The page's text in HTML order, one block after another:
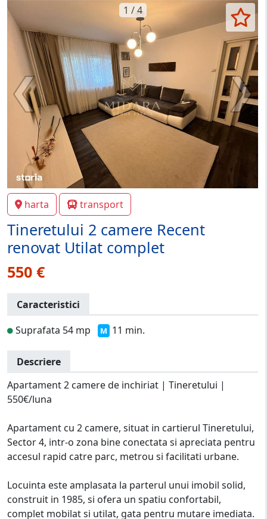
1 / 4
harta transport
Tineretului 2 camere Recent
renovat Utilat complet
550 €
Caracteristici
Suprafata 54 mp
M 11 min.
Descriere
Apartament 2 camere de inchiriat | Tineretului |
550€/luna
Apartament cu 2 camere, situat in cartierul Tineretului,
Sector 4, intr-o zona bine conectata si apreciata pentru
accesul rapid catre parc, metrou si facilitati urbane.
Locuinta este amplasata la parterul unui imobil solid,
construit in 1985, si ofera un spatiu confortabil,
complet mobilat si utilat, gata pentru mutare imediata.